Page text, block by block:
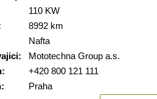
110 KW
8992 km
Nafta
Mototechna Group a.s.
+420 800 121 111
Praha